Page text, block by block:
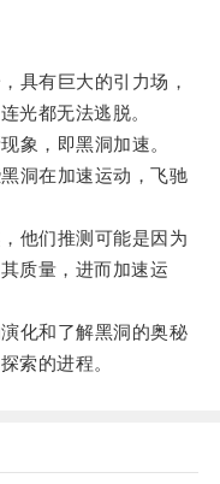
有巨大的引力场，
光都无法逃脱。
，即黑洞加速。
洞在加速运动，飞驰
他们推测可能是因为
质量，进而加速运
化和了解黑洞的奥秘
索的进程。